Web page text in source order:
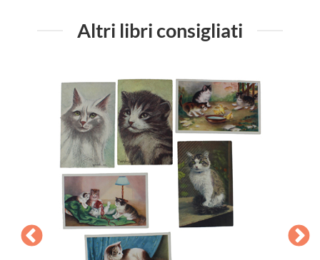
Altri libri consigliati